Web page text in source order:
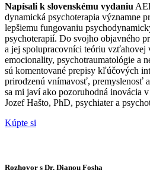
Napísali k slovenskému vydaniu
dynamická psychoterapia významne
lepšiemu fungovaniu
psychoterapií. Do svojho objavného
a jej spolupracovníci teóriu vzťahovej
emocionality, psychotraumatológie a
sú komentované prepisy kľúčových
prirodzenú vnímavosť, premyslenosť
sa mi javí ako pozoruhodná inovácia
Jozef Hašto, PhD, psychiater a
Kúpte si
Rozhovor s Dr. Dianou Fosha